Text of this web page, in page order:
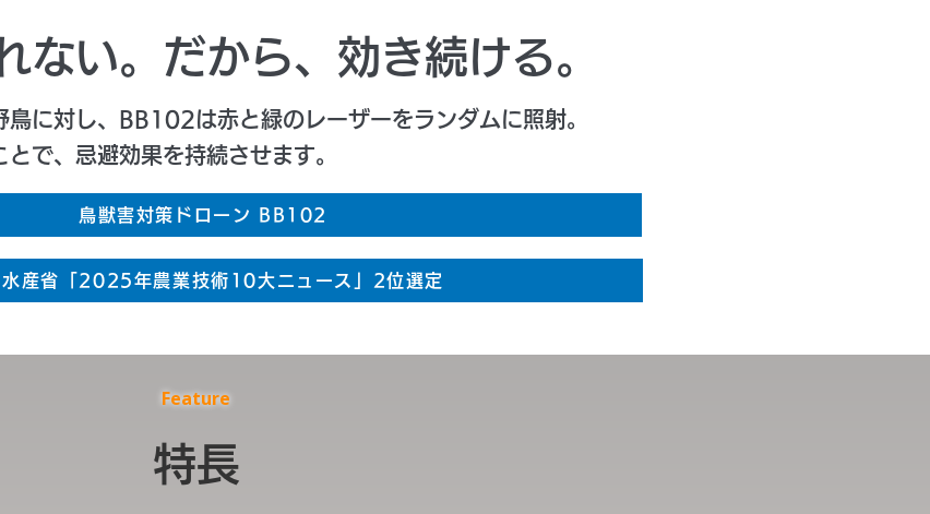
ない。だから、効き続ける。
鳥に対し、BB102は赤と緑のレーザーをランダムに照射。
で、忌避効果を持続させます。
鳥獣害対策ドローン BB102
水産省「2025年農業技術10大ニュース」2位選定
Feature
特長